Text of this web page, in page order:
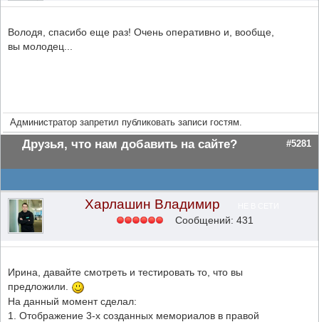
Володя, спасибо еще раз! Очень оперативно и, вообще,
вы молодец...
Администратор запретил публиковать записи гостям.
Друзья, что нам добавить на сайте? #5281
Харлашин Владимир
Сообщений: 431
Ирина, давайте смотреть и тестировать то, что вы
предложили.
На данный момент сделал:
1. Отображение 3-х созданных мемориалов в правой